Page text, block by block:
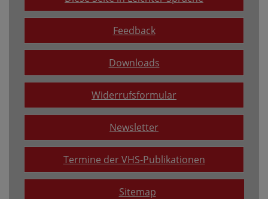
Feedback
Downloads
Widerrufsformular
Newsletter
Termine der VHS-Publikationen
Sitemap